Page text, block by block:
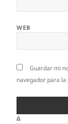
WEB
Guardar mi
navegador para
Δ